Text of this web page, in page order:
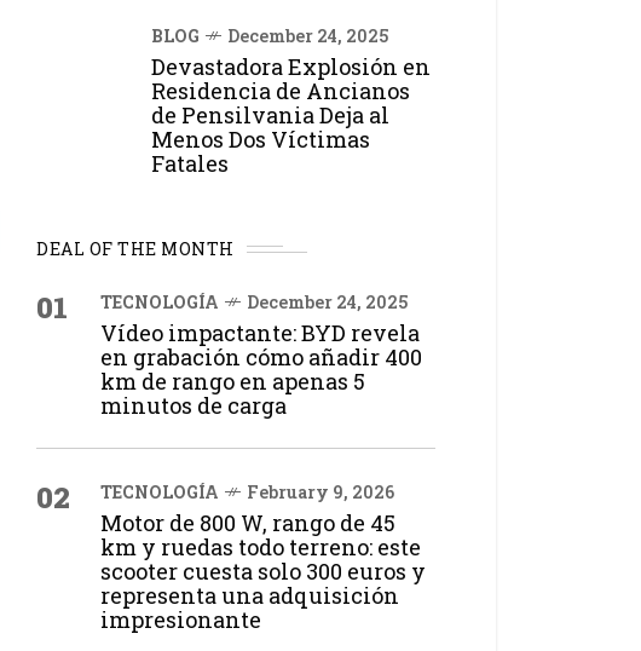
BLOG December 24, 2025
Devastadora Explosión en
Residencia de Ancianos
de Pensilvania Deja al
Menos Dos Víctimas
Fatales
DEAL OF THE MONTH
01 TECNOLOGÍA December 24, 2025
Vídeo impactante: BYD revela
en grabación cómo añadir 400
km de rango en apenas 5
minutos de carga
02 TECNOLOGÍA February 9, 2026
Motor de 800 W, rango de 45
km y ruedas todo terreno: este
scooter cuesta solo 300 euros y
representa una adquisición
impresionante